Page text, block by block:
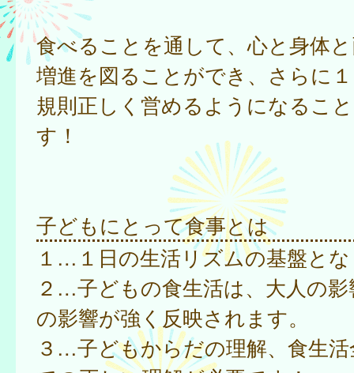
食べることを通して、心と身体
増進を図ることができ、さらに
規則正しく営めるようになるこ
す！
子どもにとって食事とは
１…１日の生活リズムの基盤と
２…子どもの食生活は、大人の
の影響が強く反映されます。
３…子どもからだの理解、食生